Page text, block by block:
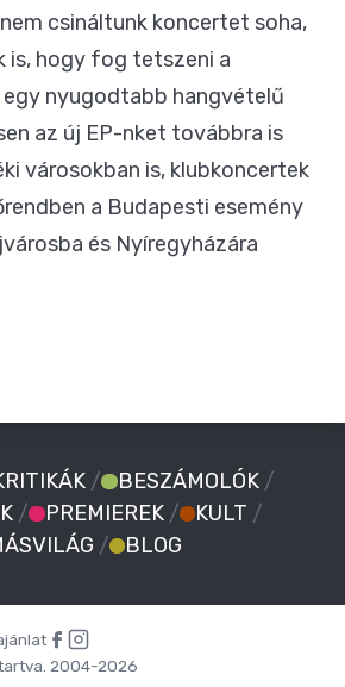
csináltunk koncertet soha,
is, hogy fog tetszeni a
egy nyugodtabb hangvételű
az új EP-nket továbbra is
városokban is, klubkoncertek
a Budapesti esemény
és Nyíregyházára
/ BESZÁMOLÓK /
/ PREMIEREK / KULT /
/ BLOG
2004-2026